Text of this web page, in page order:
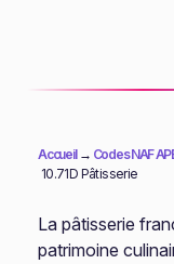
Accueil→ Codes NAF
10.71D Pâtisserie
La pâtisserie
patrimoine